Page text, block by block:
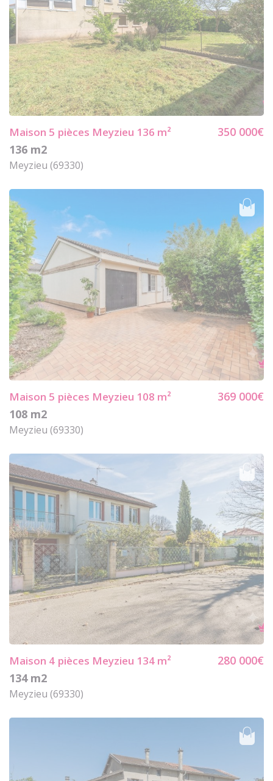
Maison 5 pièces Meyzieu 136 m²
350 000€
136 m2
Meyzieu (69330)
Maison 5 pièces Meyzieu 108 m²
369 000€
108 m2
Meyzieu (69330)
Maison 4 pièces Meyzieu 134 m²
280 000€
134 m2
Meyzieu (69330)